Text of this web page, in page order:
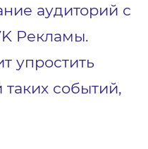
аудиторий с
Рекламы.
упростить
таких событий,